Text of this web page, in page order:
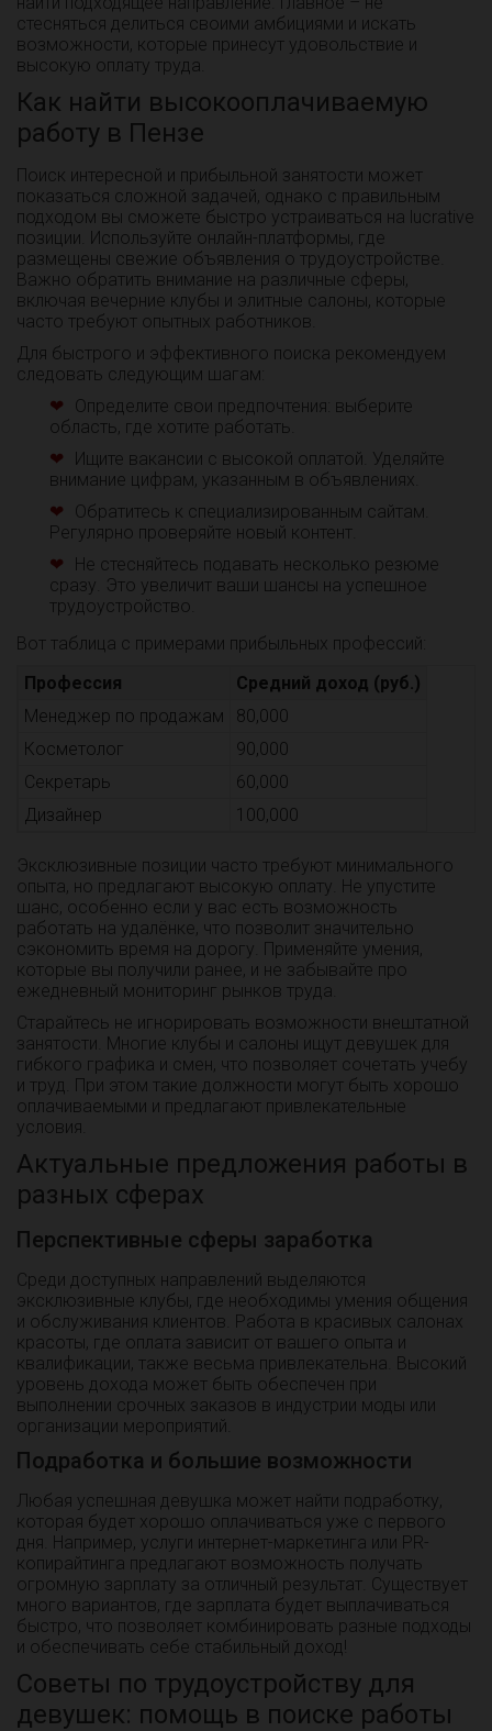
стесняться делиться своими амбициями и искать
возможности, которые принесут удовольствие и
высокую оплату труда.
Как найти высокооплачиваемую
работу в Пензе
Поиск интересной и прибыльной занятости может
показаться сложной задачей, однако с правильным
подходом вы сможете быстро устраиваться на lucrative
позиции. Используйте онлайн-платформы, где
размещены свежие объявления о трудоустройстве.
Важно обратить внимание на различные сферы,
включая вечерние клубы и элитные салоны, которые
часто требуют опытных работников.
Для быстрого и эффективного поиска рекомендуем
следовать следующим шагам:
Определите свои предпочтения: выберите
область, где хотите работать.
Ищите вакансии с высокой оплатой. Уделяйте
внимание цифрам, указанным в объявлениях.
Обратитесь к специализированным сайтам.
Регулярно проверяйте новый контент.
Не стесняйтесь подавать несколько резюме
сразу. Это увеличит ваши шансы на успешное
трудоустройство.
Вот таблица с примерами прибыльных профессий:
Профессия
Средний доход (руб.)
Менеджер по продажам
80,000
Косметолог
90,000
Секретарь
60,000
Дизайнер
100,000
Эксклюзивные позиции часто требуют минимального
опыта, но предлагают высокую оплату. Не упустите
шанс, особенно если у вас есть возможность
работать на удалёнке, что позволит значительно
сэкономить время на дорогу. Применяйте умения,
которые вы получили ранее, и не забывайте про
ежедневный мониторинг рынков труда.
Старайтесь не игнорировать возможности внештатной
занятости. Многие клубы и салоны ищут девушек для
гибкого графика и смен, что позволяет сочетать учебу
и труд. При этом такие должности могут быть хорошо
оплачиваемыми и предлагают привлекательные
условия.
Актуальные предложения работы в
разных сферах
Перспективные сферы заработка
Среди доступных направлений выделяются
эксклюзивные клубы, где необходимы умения общения
и обслуживания клиентов. Работа в красивых салонах
красоты, где оплата зависит от вашего опыта и
квалификации, также весьма привлекательна. Высокий
уровень дохода может быть обеспечен при
выполнении срочных заказов в индустрии моды или
организации мероприятий.
Подработка и большие возможности
Любая успешная девушка может найти подработку,
которая будет хорошо оплачиваться уже с первого
дня. Например, услуги интернет-маркетинга или PR-
копирайтинга предлагают возможность получать
огромную зарплату за отличный результат. Существует
много вариантов, где зарплата будет выплачиваться
быстро, что позволяет комбинировать разные подходы
и обеспечивать себе стабильный доход!
Советы по трудоустройству для
девушек: помощь в поиске работы